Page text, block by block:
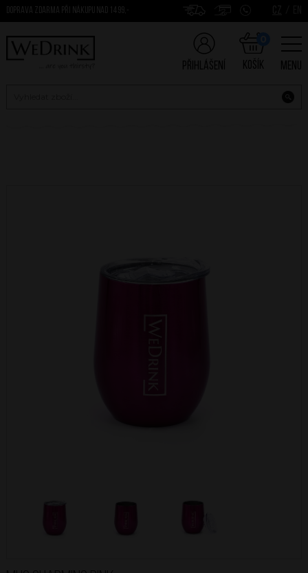
DOPRAVA ZDARMA PŘI NÁKUPU NAD 1499,-
Přihlášení Košík Menu